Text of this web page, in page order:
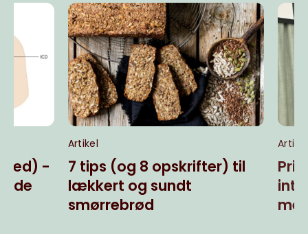
7 tips (og 8 opskrifter) til
lækkert og sundt
smørrebrød
Pris til